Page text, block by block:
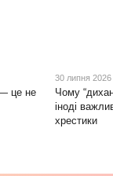
це не
30 липня 2026
Чому
іноді
хрестики